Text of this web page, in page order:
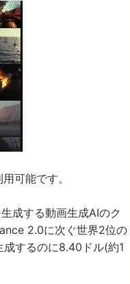
可能です。
成する動画生成AIのク
2.0に次ぐ世界2位の
するのに8.40ドル(約1